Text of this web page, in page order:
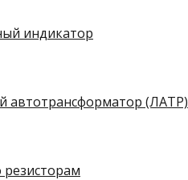
индикатор
автотрансформатор (ЛАТР)